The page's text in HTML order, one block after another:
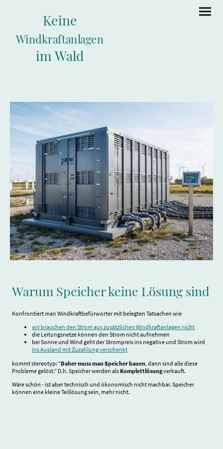
Keine
Windkraftanlagen
im Wald
Warum Speicher keine Lösung sind
Konfrontiert man Windkraftbefürworter mit belegten Tatsachen wie
wir brauchen den Strom aus zusätzlichen Windkraftanlagen nicht
die Leitungsnetze können den Strom nicht aufnehmen
bei Sonne und Wind geht der Strompreis ins negative und Strom wird
ins Ausland mit Zuzahlung verschenkt
kommt stereotyp: "Daher muss man Speicher bauen , dann sind alle diese
Probleme gelöst." D.h. Speicher werden als Komplettlösungverkauft.
Wäre schön - ist aber technisch und ökonomisch nicht machbar. Speicher
können eine kleine Teillösung sein, mehr nicht.